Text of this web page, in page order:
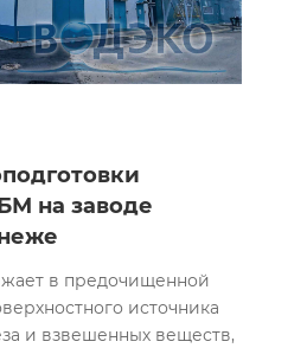
на заводе
в предочищенной
источника
и взвешенных веществ,